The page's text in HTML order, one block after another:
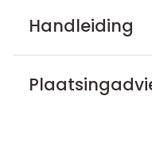
Handleiding